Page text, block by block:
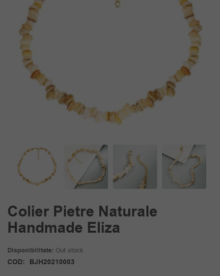
Colier Pietre Naturale
Handmade Eliza
Disponibilitate: Out stock
COD: BJH20210003